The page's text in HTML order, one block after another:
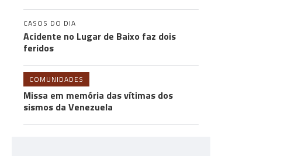
CASOS DO DIA
Acidente no Lugar de Baixo faz dois
feridos
COMUNIDADES
Missa em memória das vítimas dos
sismos da Venezuela